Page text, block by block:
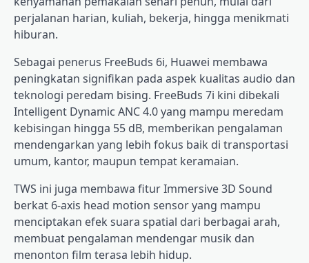
perjalanan harian, kuliah, bekerja, hingga menikmati
hiburan.
Sebagai penerus FreeBuds 6i, Huawei membawa
peningkatan signifikan pada aspek kualitas audio dan
teknologi peredam bising. FreeBuds 7i kini dibekali
Intelligent Dynamic ANC 4.0 yang mampu meredam
kebisingan hingga 55 dB, memberikan pengalaman
mendengarkan yang lebih fokus baik di transportasi
umum, kantor, maupun tempat keramaian.
TWS ini juga membawa fitur Immersive 3D Sound
berkat 6-axis head motion sensor yang mampu
menciptakan efek suara spatial dari berbagai arah,
membuat pengalaman mendengar musik dan
menonton film terasa lebih hidup.